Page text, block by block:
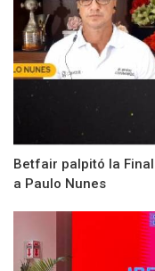
Betfair palpitó la
a Paulo Nunes